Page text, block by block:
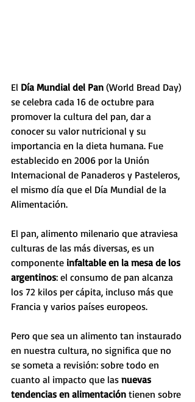
El Día Mundial del Pan (World Bread Day)
se celebra cada 16 de octubre para
promover la cultura del pan, dar a
conocer su valor nutricional y su
importancia en la dieta humana. Fue
establecido en 2006 por la Unión
Internacional de Panaderos y Pasteleros,
el mismo día que el Día Mundial de la
Alimentación.
El pan, alimento milenario que atraviesa
culturas de las más diversas, es un
componente infaltable en la mesa de los
argentinos: el consumo de pan alcanza
los 72 kilos per cápita, incluso más que
Francia y varios países europeos.
Pero que sea un alimento tan instaurado
en nuestra cultura, no significa que no
se someta a revisión: sobre todo en
cuanto al impacto que las nuevas
tendencias en alimentación tienen sobre